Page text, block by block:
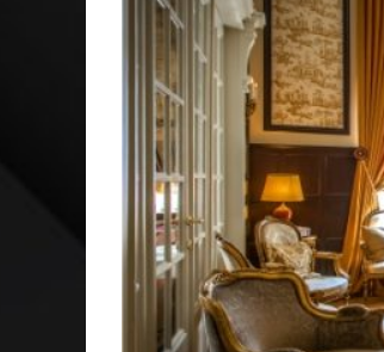
NEGÓCIOS: FÁBIO RUA, VICE-